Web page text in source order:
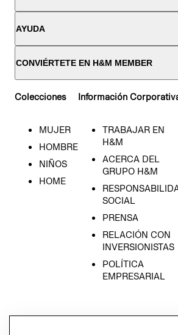
AYUDA
CONVIÉRTETE EN H&M MEMBER
Colecciones
MUJER
HOMBRE
NIÑOS
HOME
Información
TRABAJAR EN
H&M
ACERCA DEL
GRUPO H&M
SOCIAL
PRENSA
RELACIÓN CON
INVERSIONISTAS
POLÍTICA
EMPRESARIAL